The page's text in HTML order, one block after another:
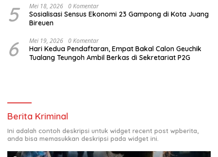
5 Mei 18, 2026 0 Komentar
Sosialisasi Sensus Ekonomi 23 Gampong di Kota Juang
Bireuen
6 Mei 19, 2026 0 Komentar
Hari Kedua Pendaftaran, Empat Bakal Calon Geuchik
Tualang Teungoh Ambil Berkas di Sekretariat P2G
Berita Kriminal
Ini adalah contoh deskripsi untuk widget recent post wpberita,
anda bisa memasukkan deskripsi pada widget ini.